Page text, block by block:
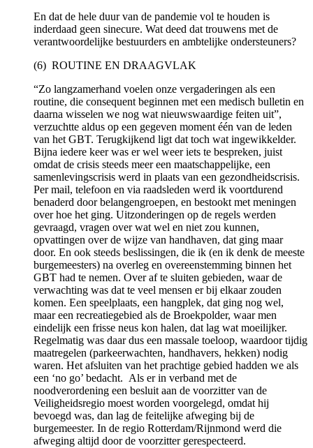
En dat de hele duur van de pandemie vol te houden is
inderdaad geen sinecure. Wat deed dat trouwens met de
verantwoordelijke bestuurders en ambtelijke ondersteuners?
(6) ROUTINE EN DRAAGVLAK
“Zo langzamerhand voelen onze vergaderingen als een
routine, die consequent beginnen met een medisch bulletin en
daarna wisselen we nog wat nieuwswaardige feiten uit”,
verzuchtte aldus op een gegeven moment één van de leden
van het GBT. Terugkijkend ligt dat toch wat ingewikkelder.
Bijna iedere keer was er wel weer iets te bespreken, juist
omdat de crisis steeds meer een maatschappelijke, een
samenlevingscrisis werd in plaats van een gezondheidscrisis.
Per mail, telefoon en via raadsleden werd ik voortdurend
benaderd door belangengroepen, en bestookt met meningen
over hoe het ging. Uitzonderingen op de regels werden
gevraagd, vragen over wat wel en niet zou kunnen,
opvattingen over de wijze van handhaven, dat ging maar
door. En ook steeds beslissingen, die ik (en ik denk de meeste
burgemeesters) na overleg en overeenstemming binnen het
GBT had te nemen. Over af te sluiten gebieden, waar de
verwachting was dat te veel mensen er bij elkaar zouden
komen. Een speelplaats, een hangplek, dat ging nog wel,
maar een recreatiegebied als de Broekpolder, waar men
eindelijk een frisse neus kon halen, dat lag wat moeilijker.
Regelmatig was daar dus een massale toeloop, waardoor tijdig
maatregelen (parkeerwachten, handhavers, hekken) nodig
waren. Het afsluiten van het prachtige gebied hadden we als
een ‘no go’ bedacht. Als er in verband met de
noodverordening een besluit aan de voorzitter van de
Veiligheidsregio moest worden voorgelegd, omdat hij
bevoegd was, dan lag de feitelijke afweging bij de
burgemeester. In de regio Rotterdam/Rijnmond werd die
afweging altijd door de voorzitter gerespecteerd.